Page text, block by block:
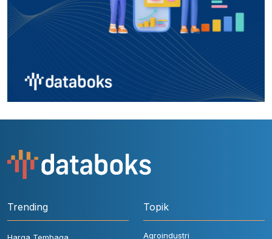
Trending Topik
Agroindustri